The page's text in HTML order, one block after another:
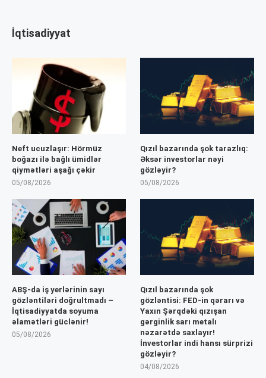
İqtisadiyyat
Neft ucuzlaşır: Hörmüz
boğazı ilə bağlı ümidlər
qiymətləri aşağı çəkir
05/08/2026
Qızıl bazarında şok tarazlıq:
Əksər investorlar nəyi
gözləyir?
05/08/2026
ABŞ-da iş yerlərinin sayı
gözləntiləri doğrultmadı –
İqtisadiyyatda soyuma
əlamətləri güclənir!
05/08/2026
Qızıl bazarında şok
gözləntisi: FED-in qərarı və
Yaxın Şərqdəki qızışan
gərginlik sarı metalı
nəzarətdə saxlayır!
İnvestorlar indi hansı sürprizi
gözləyir?
04/08/2026